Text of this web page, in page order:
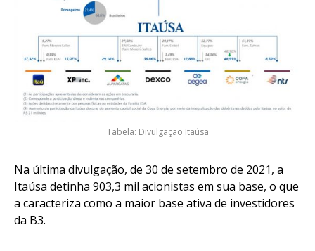
Tabela: Divulgação Itaúsa
Na última divulgação, de 30 de setembro de 2021, a
Itaúsa detinha 903,3 mil acionistas em sua base, o que
a caracteriza como a maior base ativa de investidores
da B3.